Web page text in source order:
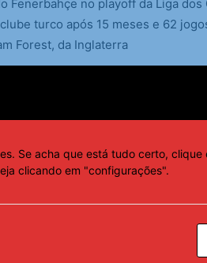
Fenerbahçe no playoff da Liga dos
turco após 15 meses e 62
Forest, da Inglaterra
Se acha que está tudo certo,
clicando em "configurações".